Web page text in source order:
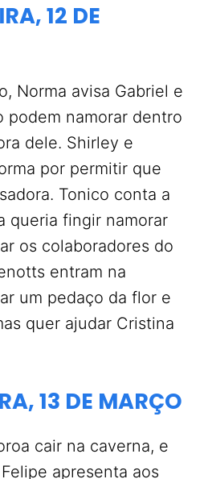
12 DE
Norma avisa Gabriel e
podem namorar dentro
dele. Shirley e
por permitir que
Tonico conta a
queria fingir namorar
os colaboradores do
entram na
um pedaço da flor e
quer ajudar Cristina
13 DE MARÇO
cair na caverna, e
apresenta aos